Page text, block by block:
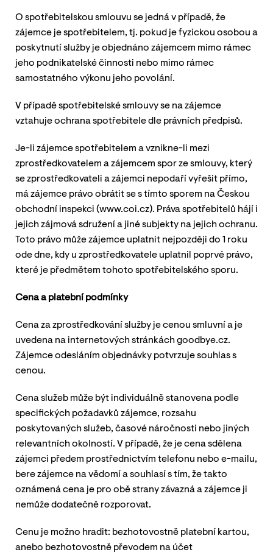
O spotřebitelskou smlouvu se jedná v případě, že
zájemce je spotřebitelem, tj. pokud je fyzickou osobou a
poskytnutí služby je objednáno zájemcem mimo rámec
jeho podnikatelské činnosti nebo mimo rámec
samostatného výkonu jeho povolání.
V případě spotřebitelské smlouvy se na zájemce
vztahuje ochrana spotřebitele dle právních předpisů.
Je-li zájemce spotřebitelem a vznikne-li mezi
zprostředkovatelem a zájemcem spor ze smlouvy, který
se zprostředkovateli a zájemci nepodaří vyřešit přímo,
má zájemce právo obrátit se s tímto sporem na Českou
obchodní inspekci (www.coi.cz). Práva spotřebitelů hájí i
jejich zájmová sdružení a jiné subjekty na jejich ochranu.
Toto právo může zájemce uplatnit nejpozději do 1 roku
ode dne, kdy u zprostředkovatele uplatnil poprvé právo,
které je předmětem tohoto spotřebitelského sporu.
Cena a platební podmínky
Cena za zprostředkování služby je cenou smluvní a je
uvedena na internetových stránkách goodbye.cz.
Zájemce odesláním objednávky potvrzuje souhlas s
cenou.
Cena služeb může být individuálně stanovena podle
specifických požadavků zájemce, rozsahu
poskytovaných služeb, časové náročnosti nebo jiných
relevantních okolností. V případě, že je cena sdělena
zájemci předem prostřednictvím telefonu nebo e-mailu,
bere zájemce na vědomí a souhlasí s tím, že takto
oznámená cena je pro obě strany závazná a zájemce ji
nemůže dodatečně rozporovat.
Cenu je možno hradit: bezhotovostně platební kartou,
anebo bezhotovostně převodem na účet